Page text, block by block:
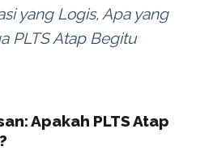
yang Logis, Apa yang
PLTS Atap Begitu
Apakah PLTS Atap